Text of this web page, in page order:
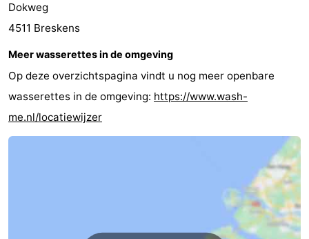
Medische
Zeeland
-
Dokweg
4511 Breskens
Meer wasserettes in de omgeving
Op deze overzichtspagina vindt u nog meer openbare
wasserettes in de omgeving: https://www.wash-
me.nl/locatiewijzer